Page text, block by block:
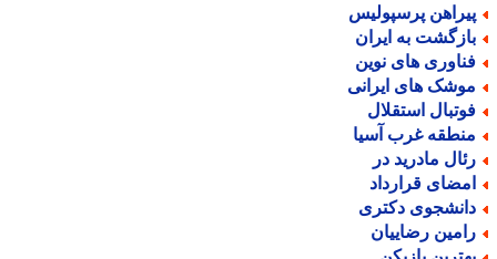
پرسپولیس
به ایران
های نوین
های ایرانی
استقلال
غرب آسیا
مادرید در
قرارداد
دکتری
رضاییان